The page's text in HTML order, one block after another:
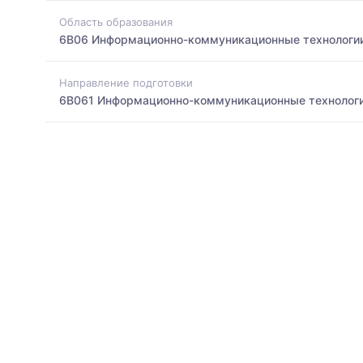
Область образования
6B06 Информационно-коммуникационные
Направление подготовки
6B061 Информационно-коммуникационные